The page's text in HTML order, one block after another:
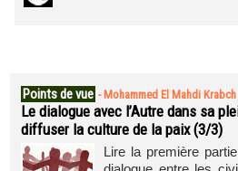
Points de vue - Mohammed El Mahdi Krabch
Le dialogue avec l’Autre dans sa
diffuser la culture de la paix (3/3)
Lire la première